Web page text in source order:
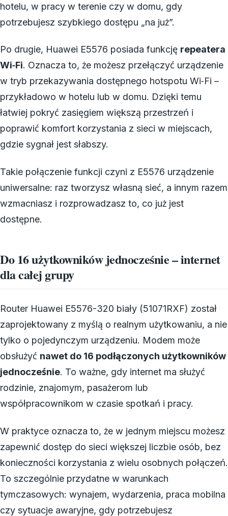
hotelu, w pracy w terenie czy w domu, gdy
potrzebujesz szybkiego dostępu „na już”.
Po drugie, Huawei E5576 posiada funkcję repeatera
Wi‑Fi. Oznacza to, że możesz przełączyć urządzenie
w tryb przekazywania dostępnego hotspotu Wi‑Fi –
przykładowo w hotelu lub w domu. Dzięki temu
łatwiej pokryć zasięgiem większą przestrzeń i
poprawić komfort korzystania z sieci w miejscach,
gdzie sygnał jest słabszy.
Takie połączenie funkcji czyni z E5576 urządzenie
uniwersalne: raz tworzysz własną sieć, a innym razem
wzmacniasz i rozprowadzasz to, co już jest
dostępne.
Do 16 użytkowników jednocześnie – internet
dla całej grupy
Router Huawei E5576-320 biały (51071RXF) został
zaprojektowany z myślą o realnym użytkowaniu, a nie
tylko o pojedynczym urządzeniu. Modem może
obsłużyć nawet do 16 podłączonych użytkowników
jednocześnie. To ważne, gdy internet ma służyć
rodzinie, znajomym, pasażerom lub
współpracownikom w czasie spotkań i pracy.
W praktyce oznacza to, że w jednym miejscu możesz
zapewnić dostęp do sieci większej liczbie osób, bez
konieczności korzystania z wielu osobnych połączeń.
To szczególnie przydatne w warunkach
tymczasowych: wynajem, wydarzenia, praca mobilna
czy sytuacje awaryjne, gdy potrzebujesz